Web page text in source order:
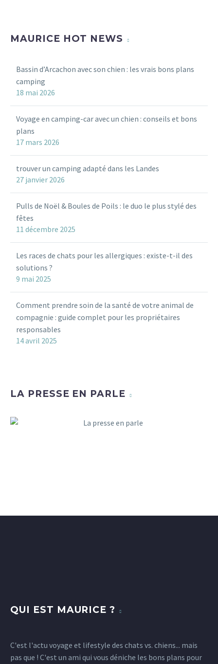
sagittis sem nibh id elit.
0
gravida nibh vel velit
bibendum auctor, nisi elit
sagittis sem nibh id elit.
Lorem Ipsum. Proin
gravida nibh vel velit
sollicitudin, lorem quis
bibendum auctor, nisi elit
consequat ipsum, nec
sagittis sem nibh id elit.
MAURICE HOT NEWS
Bassin d’Arcachon avec son chien : les vrais bons plans
camping
18 mai 2026
Voyage en camping-car avec un chien : conseils et bons
plans
17 mars 2026
trouver un camping adapté dans les Landes
27 janvier 2026
Pulls de Noël & Boules de Poils : le duo le plus stylé des
fêtes
11 décembre 2025
Les races de chats pour les allergiques : existe-t-il des
solutions ?
9 mai 2025
Comment prendre soin de la santé de votre animal de
compagnie : guide complet pour les propriétaires
responsables
14 avril 2025
LA PRESSE EN PARLE
QUI EST MAURICE ?
C'est l'actu voyage et lifestyle des chats vs. chiens... mais
pas que ! C'est un ami qui vous déniche les bons plans pour